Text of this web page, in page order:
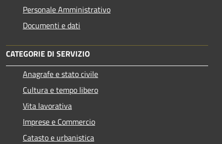
Personale Amministrativo
Documenti e dati
CATEGORIE DI SERVIZIO
Anagrafe e stato civile
Cultura e tempo libero
Vita lavorativa
Imprese e Commercio
Catasto e urbanistica